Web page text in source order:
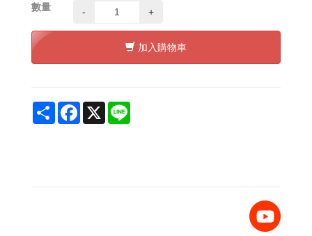
數量 - +
加入購物車
Share Facebook
X